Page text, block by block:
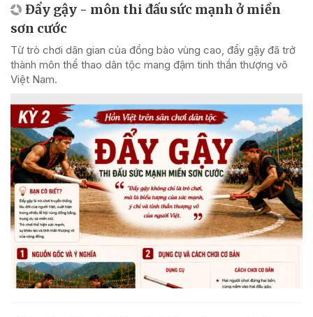
Đẩy gậy - môn thi đấu sức mạnh ở miền
sơn cước
Từ trò chơi dân gian của đồng bào vùng cao, đẩy gậy đã trở
thành môn thể thao dân tộc mang đậm tinh thần thượng võ
Việt Nam.